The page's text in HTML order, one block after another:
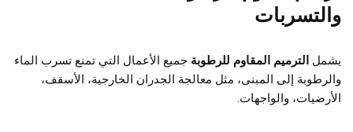
والتسربات
يشمل الترميم المقاوم للرطوبة جميع الأعمال التي تمنع تسرب الماء
والرطوبة إلى المبنى، مثل معالجة الجدران الخارجية، الأسقف،
الأرضيات، والواجهات.